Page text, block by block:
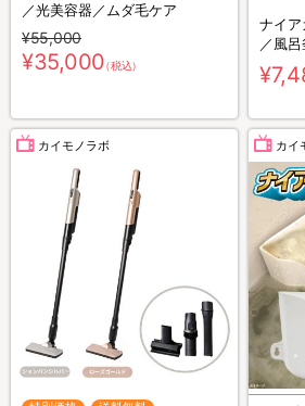
／光美容器／ムダ毛ケア
¥55,000
¥35,000（税込）
ナイア
／風
カイモノラボ カイ